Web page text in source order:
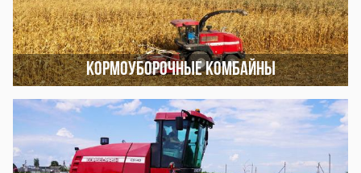
Кормоуборочные комбайны